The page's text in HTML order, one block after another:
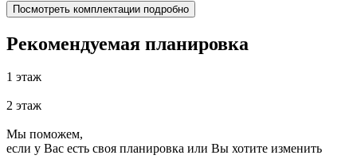
Посмотреть комплектации подробно
Рекомендуемая планировка
1 этаж
2 этаж
Мы поможем,
если у Вас есть своя планировка или Вы хотите изменить